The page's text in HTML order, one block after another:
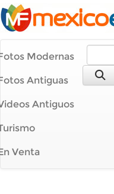
Modernas
Antiguas
Antiguos
Venta